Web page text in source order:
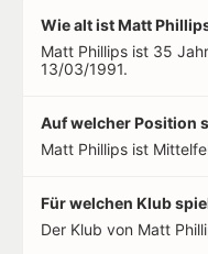
Wie alt ist Matt
Matt Phillips ist 35
13/03/1991.
Auf welcher Position
Matt Phillips ist
Für welchen Klub
Der Klub von Matt